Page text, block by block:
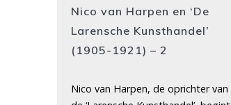
Nico van Harpen en ‘De
Larensche Kunsthandel’
(1905-1921) – 2
Nico van Harpen, de oprichter van